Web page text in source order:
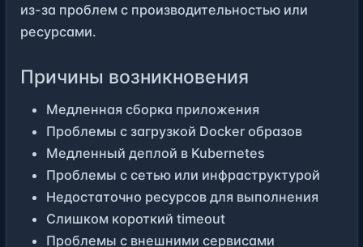
из-за проблем с производительностью или
ресурсами.
Причины возникновения
Медленная сборка приложения
Проблемы с загрузкой Docker образов
Медленный деплой в Kubernetes
Проблемы с сетью или инфраструктурой
Недостаточно ресурсов для выполнения
Слишком короткий timeout
Проблемы с внешними сервисами